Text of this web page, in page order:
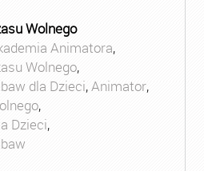
Wolnego
Animatora,
Wolnego,
dla Dzieci,Animator,
,
Dzieci,